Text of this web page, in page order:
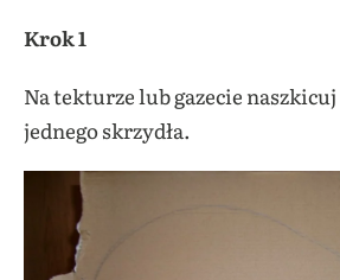
Krok 1
Na tekturze lub gazecie naszkicuj
jednego skrzydła.